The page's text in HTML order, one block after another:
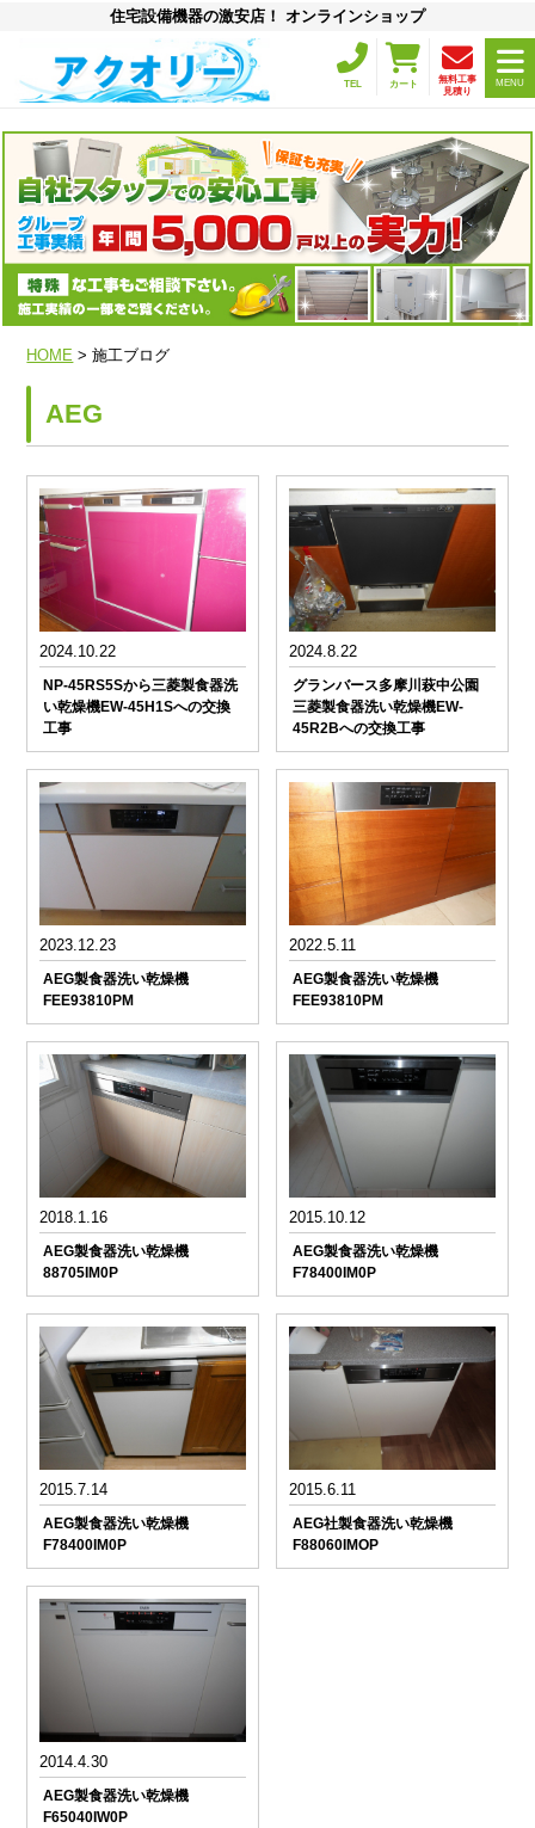
住宅設備機器の激安店！ オンラインショップ
TEL カート
無料工事
見積り
MENU
HOME > 施工ブログ
AEG
2024.10.22
NP-45RS5Sから三菱製食器洗
い乾燥機EW-45H1Sへの交換
工事
2024.8.22
グランバース多摩川萩中公園
三菱製食器洗い乾燥機EW-
45R2Bへの交換工事
2023.12.23
AEG製食器洗い乾燥機
FEE93810PM
2022.5.11
AEG製食器洗い乾燥機
FEE93810PM
2018.1.16
AEG製食器洗い乾燥機
88705IM0P
2015.10.12
AEG製食器洗い乾燥機
F78400IM0P
2015.7.14
AEG製食器洗い乾燥機
F78400IM0P
2015.6.11
AEG社製食器洗い乾燥機
F88060IMOP
2014.4.30
AEG製食器洗い乾燥機
F65040IW0P